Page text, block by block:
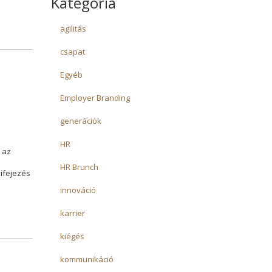
agilitás
csapat
Egyéb
Employer Branding
generációk
HR
HR Brunch
innováció
karrier
kiégés
kommunikáció